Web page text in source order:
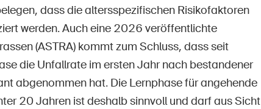
dass die altersspezifischen Risikofaktoren
werden. Auch eine 2026 veröffentlichte
(ASTRA) kommt zum Schluss, dass seit
die Unfallrate im ersten Jahr nach bestandener
abgenommen hat. Die Lernphase für angehende
20 Jahren ist deshalb sinnvoll und darf aus Sicht